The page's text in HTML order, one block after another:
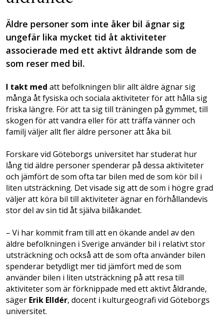
Äldre personer som inte åker bil ägnar sig
ungefär lika mycket tid åt aktiviteter
associerade med ett aktivt åldrande som de
som reser med bil.
I takt med att befolkningen blir allt äldre ägnar sig
många åt fysiska och sociala aktiviteter för att hålla sig
friska längre. För att ta sig till träningen på gymmet, till
skogen för att vandra eller för att träffa vänner och
familj väljer allt fler äldre personer att åka bil.
Forskare vid Göteborgs universitet har studerat hur
lång tid äldre personer spenderar på dessa aktiviteter
och jämfört de som ofta tar bilen med de som kör bil i
liten utsträckning. Det visade sig att de som i högre grad
väljer att köra bil till aktiviteter ägnar en förhållandevis
stor del av sin tid åt själva bilåkandet.
– Vi har kommit fram till att en ökande andel av den
äldre befolkningen i Sverige använder bil i relativt stor
utsträckning och också att de som ofta använder bilen
spenderar betydligt mer tid jämfört med de som
använder bilen i liten utsträckning på att resa till
aktiviteter som är förknippade med ett aktivt åldrande,
säger Erik Elldér, docent i kulturgeografi vid Göteborgs
universitet.